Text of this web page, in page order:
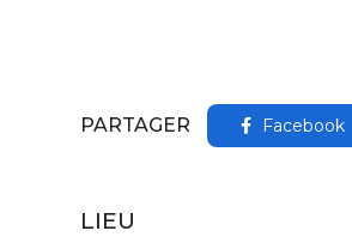
PARTAGER Facebook
LIEU